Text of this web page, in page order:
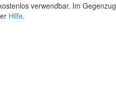
verwendbar. Im Gegenzug
Hilfe.